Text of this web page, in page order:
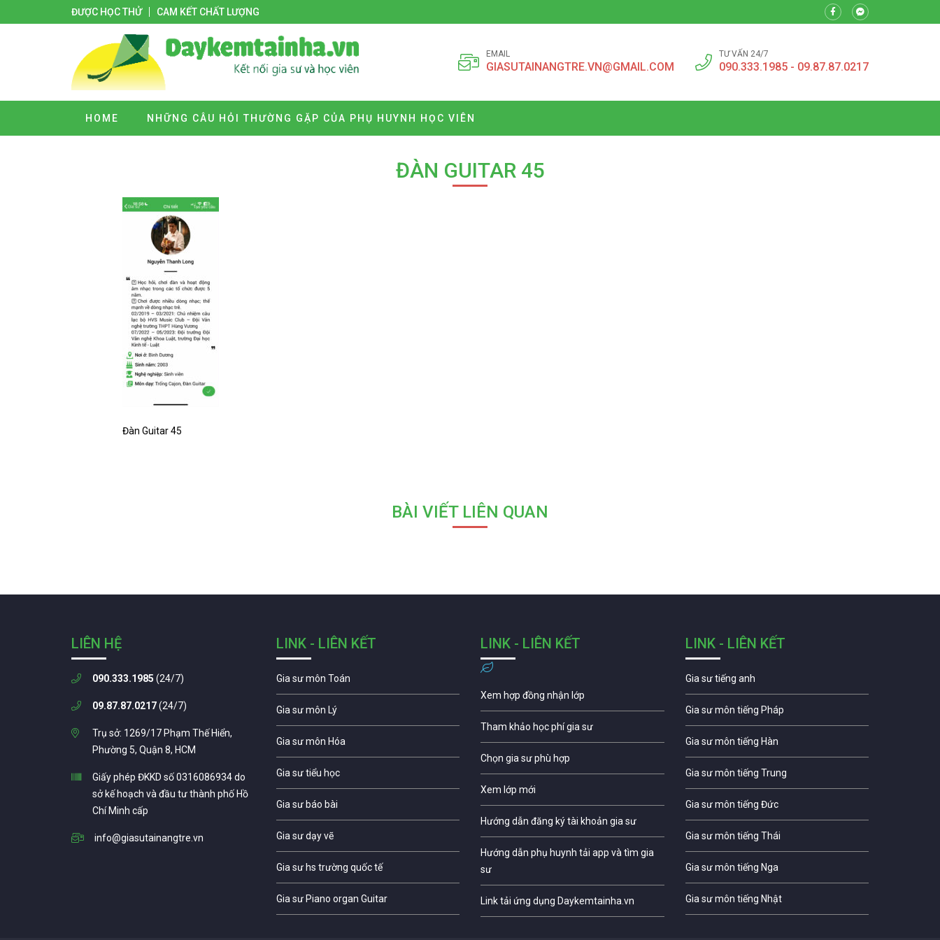
ĐƯỢC HỌC THỬ CAM KẾT CHẤT LƯỢNG
EMAIL
GIASUTAINANGTRE.VN@GMAIL.COM
TƯ VẤN 24/7
090.333.1985 - 09.87.87.0217
HOME NHỮNG CÂU HỎI THƯỜNG GẶP CỦA PHỤ HUYNH HỌC VIÊN
ĐÀN GUITAR 45
Đàn Guitar 45
BÀI VIẾT LIÊN QUAN
LIÊN HỆ
090.333.1985 (24/7)
09.87.87.0217(24/7)
Trụ sở: 1269/17 Phạm Thế Hiển,
Phường 5, Quận 8, HCM
Giấy phép ĐKKD số 0316086934 do
sở kế hoạch và đầu tư thành phố Hồ
Chí Minh cấp
info@giasutainangtre.vn
LINK - LIÊN KẾT
Gia sư môn Toán
Gia sư môn Lý
Gia sư môn Hóa
Gia sư tiểu học
Gia sư báo bài
Gia sư dạy vẽ
Gia sư hs trường quốc tế
Gia sư Piano organ Guitar
LINK - LIÊN KẾT
Xem hợp đồng nhận lớp
Tham khảo học phí gia sư
Chọn gia sư phù hợp
Xem lớp mới
Hướng dẫn đăng ký tài khoản gia sư
Hướng dẫn phụ huynh tải app và tìm gia
sư
Link tải ứng dụng Daykemtainha.vn
LINK - LIÊN KẾT
Gia sư tiếng anh
Gia sư môn tiếng Pháp
Gia sư môn tiếng Hàn
Gia sư môn tiếng Trung
Gia sư môn tiếng Đức
Gia sư môn tiếng Thái
Gia sư môn tiếng Nga
Gia sư môn tiếng Nhật